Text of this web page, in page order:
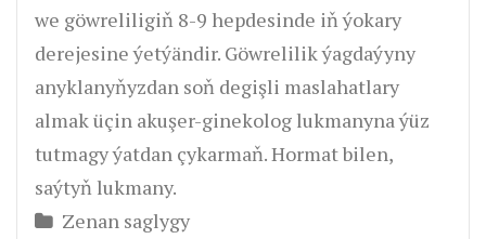
we göwreliligiň 8-9 hepdesinde iň ýokary
derejesine ýetýändir. Göwrelilik ýagdaýyny
anyklanyňyzdan soň degişli maslahatlary
almak üçin akuşer-ginekolog lukmanyna ýüz
tutmagy ýatdan çykarmaň. Hormat bilen,
saýtyň lukmany.
Zenan saglygy